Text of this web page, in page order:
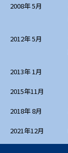
2008年 5月
2012年 5月
2013年 1月
2015年11月
2018年 8月
2021年12月